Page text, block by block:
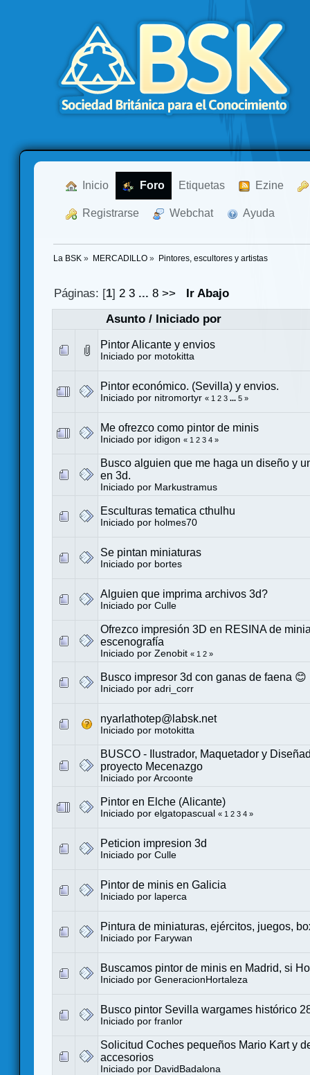
Inicio Foro Etiquetas Ezine
Registrarse Webchat Ayuda
La BSK » MERCADILLO» Pintores, escultores y artistas
Páginas: [1]2 3 ...8 >>
Ir Abajo
Asunto/ Iniciado por
Pintor Alicante y envios
Iniciado por motokitta
Pintor económico. (Sevilla) y envios.
Iniciado por nitromortyr « 1 2 3 ... 5 »
Me ofrezco como pintor de minis
Iniciado por idigon « 1 2 3 4 »
Busco alguien que me haga un diseño y
en 3d.
Iniciado por Markustramus
Esculturas tematica cthulhu
Iniciado por holmes70
Se pintan miniaturas
Iniciado por bortes
Alguien que imprima archivos 3d?
Iniciado por Culle
Ofrezco impresión 3D en RESINA de
escenografía
Iniciado por Zenobit « 1 2 »
Busco impresor 3d con ganas de faena 😊
Iniciado por adri_corr
nyarlathotep@labsk.net
Iniciado por motokitta
BUSCO - Ilustrador, Maquetador y
proyecto Mecenazgo
Iniciado por Arcoonte
Pintor en Elche (Alicante)
Iniciado por elgatopascual « 1 2 3 4 »
Peticion impresion 3d
Iniciado por Culle
Pintor de minis en Galicia
Iniciado por laperca
Pintura de miniaturas, ejércitos, juegos,
Iniciado por Farywan
Buscamos pintor de minis en Madrid, si
Iniciado por GeneracionHortaleza
Busco pintor Sevilla wargames histórico
Iniciado por franlor
Solicitud Coches pequeños Mario Kart y
accesorios
Iniciado por DavidBadalona